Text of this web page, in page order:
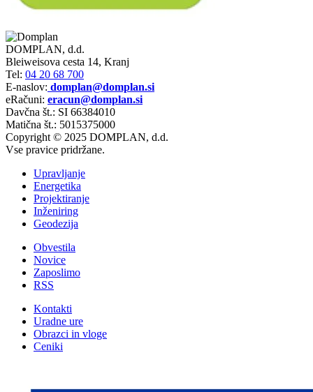
DOMPLAN, d.d.
Bleiweisova cesta 14, Kranj
Tel: 04 20 68 700
E-naslov: domplan@domplan.si
eRačuni: eracun@domplan.si
Davčna št.: SI 66384010
Matična št.: 5015375000
Copyright © 2025 DOMPLAN, d.d.
Vse pravice pridržane.
Upravljanje
Energetika
Projektiranje
Inženiring
Geodezija
Obvestila
Novice
Zaposlimo
RSS
Kontakti
Uradne ure
Obrazci in vloge
Ceniki